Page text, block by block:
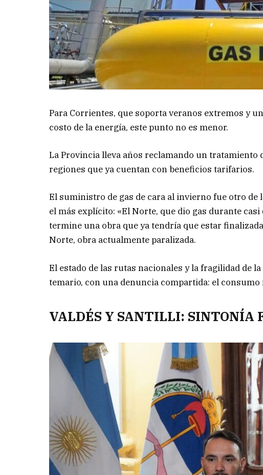
Para Corrientes, que soporta veranos extremos y
costo de la energía, este punto no es menor.
La Provincia lleva años reclamando un
regiones que ya cuentan con beneficios tarifarios.
El suministro de gas de cara al invierno fue otro de
el más explícito: «El Norte, que dio gas durante
termine una obra que ya tendría que estar
Norte, obra actualmente paralizada.
El estado de las rutas nacionales y la fragilidad de
temario, con una denuncia compartida: el
VALDÉS Y SANTILLI: SINTONÍA